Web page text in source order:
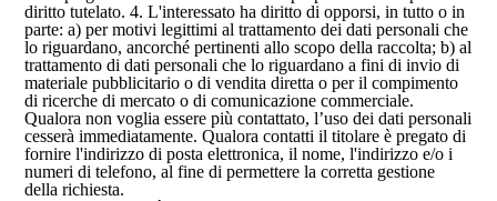
diritto tutelato. 4. L'interessato ha diritto di opporsi, in tutto o in
parte: a) per motivi legittimi al trattamento dei dati personali che
lo riguardano, ancorché pertinenti allo scopo della raccolta; b) al
trattamento di dati personali che lo riguardano a fini di invio di
materiale pubblicitario o di vendita diretta o per il compimento
di ricerche di mercato o di comunicazione commerciale.
Qualora non voglia essere più contattato, l’uso dei dati personali
cesserà immediatamente. Qualora contatti il titolare è pregato di
fornire l'indirizzo di posta elettronica, il nome, l'indirizzo e/o i
numeri di telefono, al fine di permettere la corretta gestione
della richiesta.